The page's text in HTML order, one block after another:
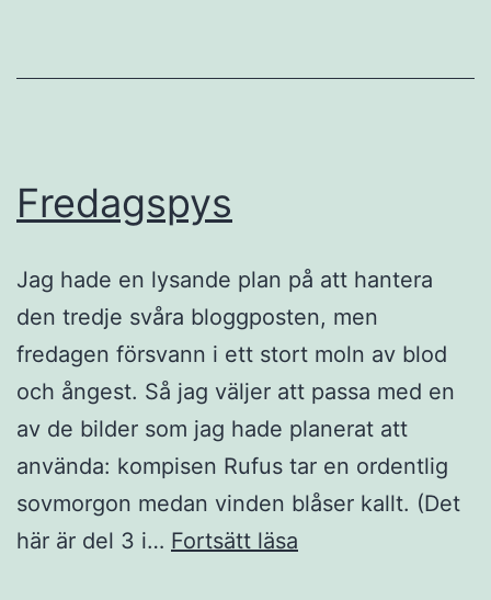
Fredagspys
Jag hade en lysande plan på att hantera
den tredje svåra bloggposten, men
fredagen försvann i ett stort moln av blod
och ångest. Så jag väljer att passa med en
av de bilder som jag hade planerat att
använda: kompisen Rufus tar en ordentlig
sovmorgon medan vinden blåser kallt. (Det
här är del 3 i… Fortsätt läsa